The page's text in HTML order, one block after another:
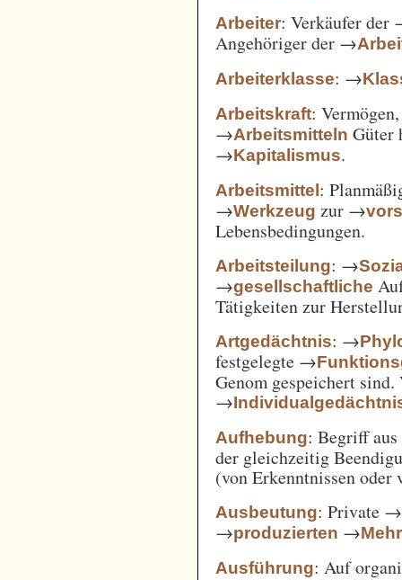
Arbeiter: Verkäufer der
Angehöriger der →
Arbeiterklasse: →
Arbeitskraft:
→Arbeitsmitteln Güter
→Kapitalismus.
Arbeitsmittel:
→Werkzeug zur →
Lebensbedingungen.
Arbeitsteilung: →
→gesellschaftliche
Tätigkeiten zur
Artgedächtnis: →
festgelegte →
Genom gespeichert sind.
→
Aufhebung: Begriff
der gleichzeitig
(von Erkenntnissen
Ausbeutung: Private →
→produzierten →
Ausführung: Auf